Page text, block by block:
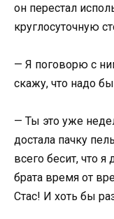
он перестал
круглосуточную
— Я поговорю с
скажу, что надо
— Ты это уже
достала пачку
всего бесит, что
брата время от
Стас! И хоть бы